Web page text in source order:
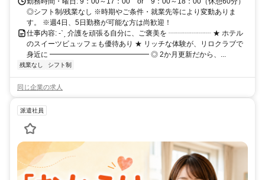
◎シフト制/残業なし ※時期やご条件・就業先等により変動ありま
す。 ※週4日、5日勤務が可能な方は尚歓迎！
仕事内容: -ˋˏ 介護を頑張る自分に、ご褒美を ┈┈┈┈┈┈ ★ ホテル
のスイーツビュッフェも優待あり ★ リッチな体験が、リロクラブで
身近に ━━━━━━━━━━━━━━ ◎ 2か月更新だから、...
残業なし シフト制
同じ企業の求人
派遣社員